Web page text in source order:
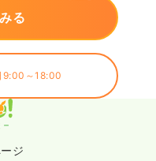
る
9:00～18:00
ジ